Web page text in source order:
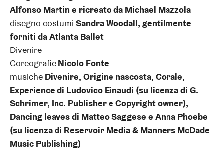
Alfonso Martin e ricreato da Michael Mazzola
disegno costumi Sandra Woodall, gentilmente
forniti da Atlanta Ballet
Divenire
Coreografie Nicolo Fonte
musiche Divenire, Origine nascosta, Corale,
Experience di Ludovico Einaudi (su licenza di G.
Schrimer, Inc. Publisher e Copyright owner),
Dancing leaves di Matteo Saggese e Anna Phoebe
(su licenza di Reservoir Media & Manners McDade
Music Publishing)